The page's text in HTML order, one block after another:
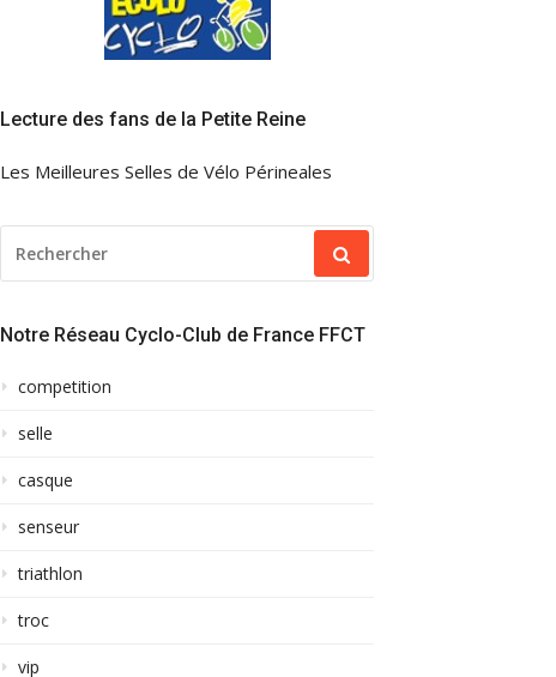
Lecture des fans de la Petite Reine
Les Meilleures Selles de Vélo Périneales
POUR
:
Notre Réseau Cyclo-Club de France FFCT
competition
selle
casque
senseur
triathlon
troc
vip